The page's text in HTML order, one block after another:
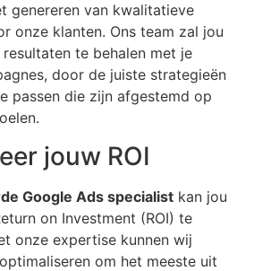
genereren van kwalitatieve
onze klanten. Ons team zal jou
te behalen met je
door de juiste strategieën
passen die zijn afgestemd op
jouw ROI
Google Ads specialist kan jou
on Investment (ROI) te
onze expertise kunnen wij
om het meeste uit